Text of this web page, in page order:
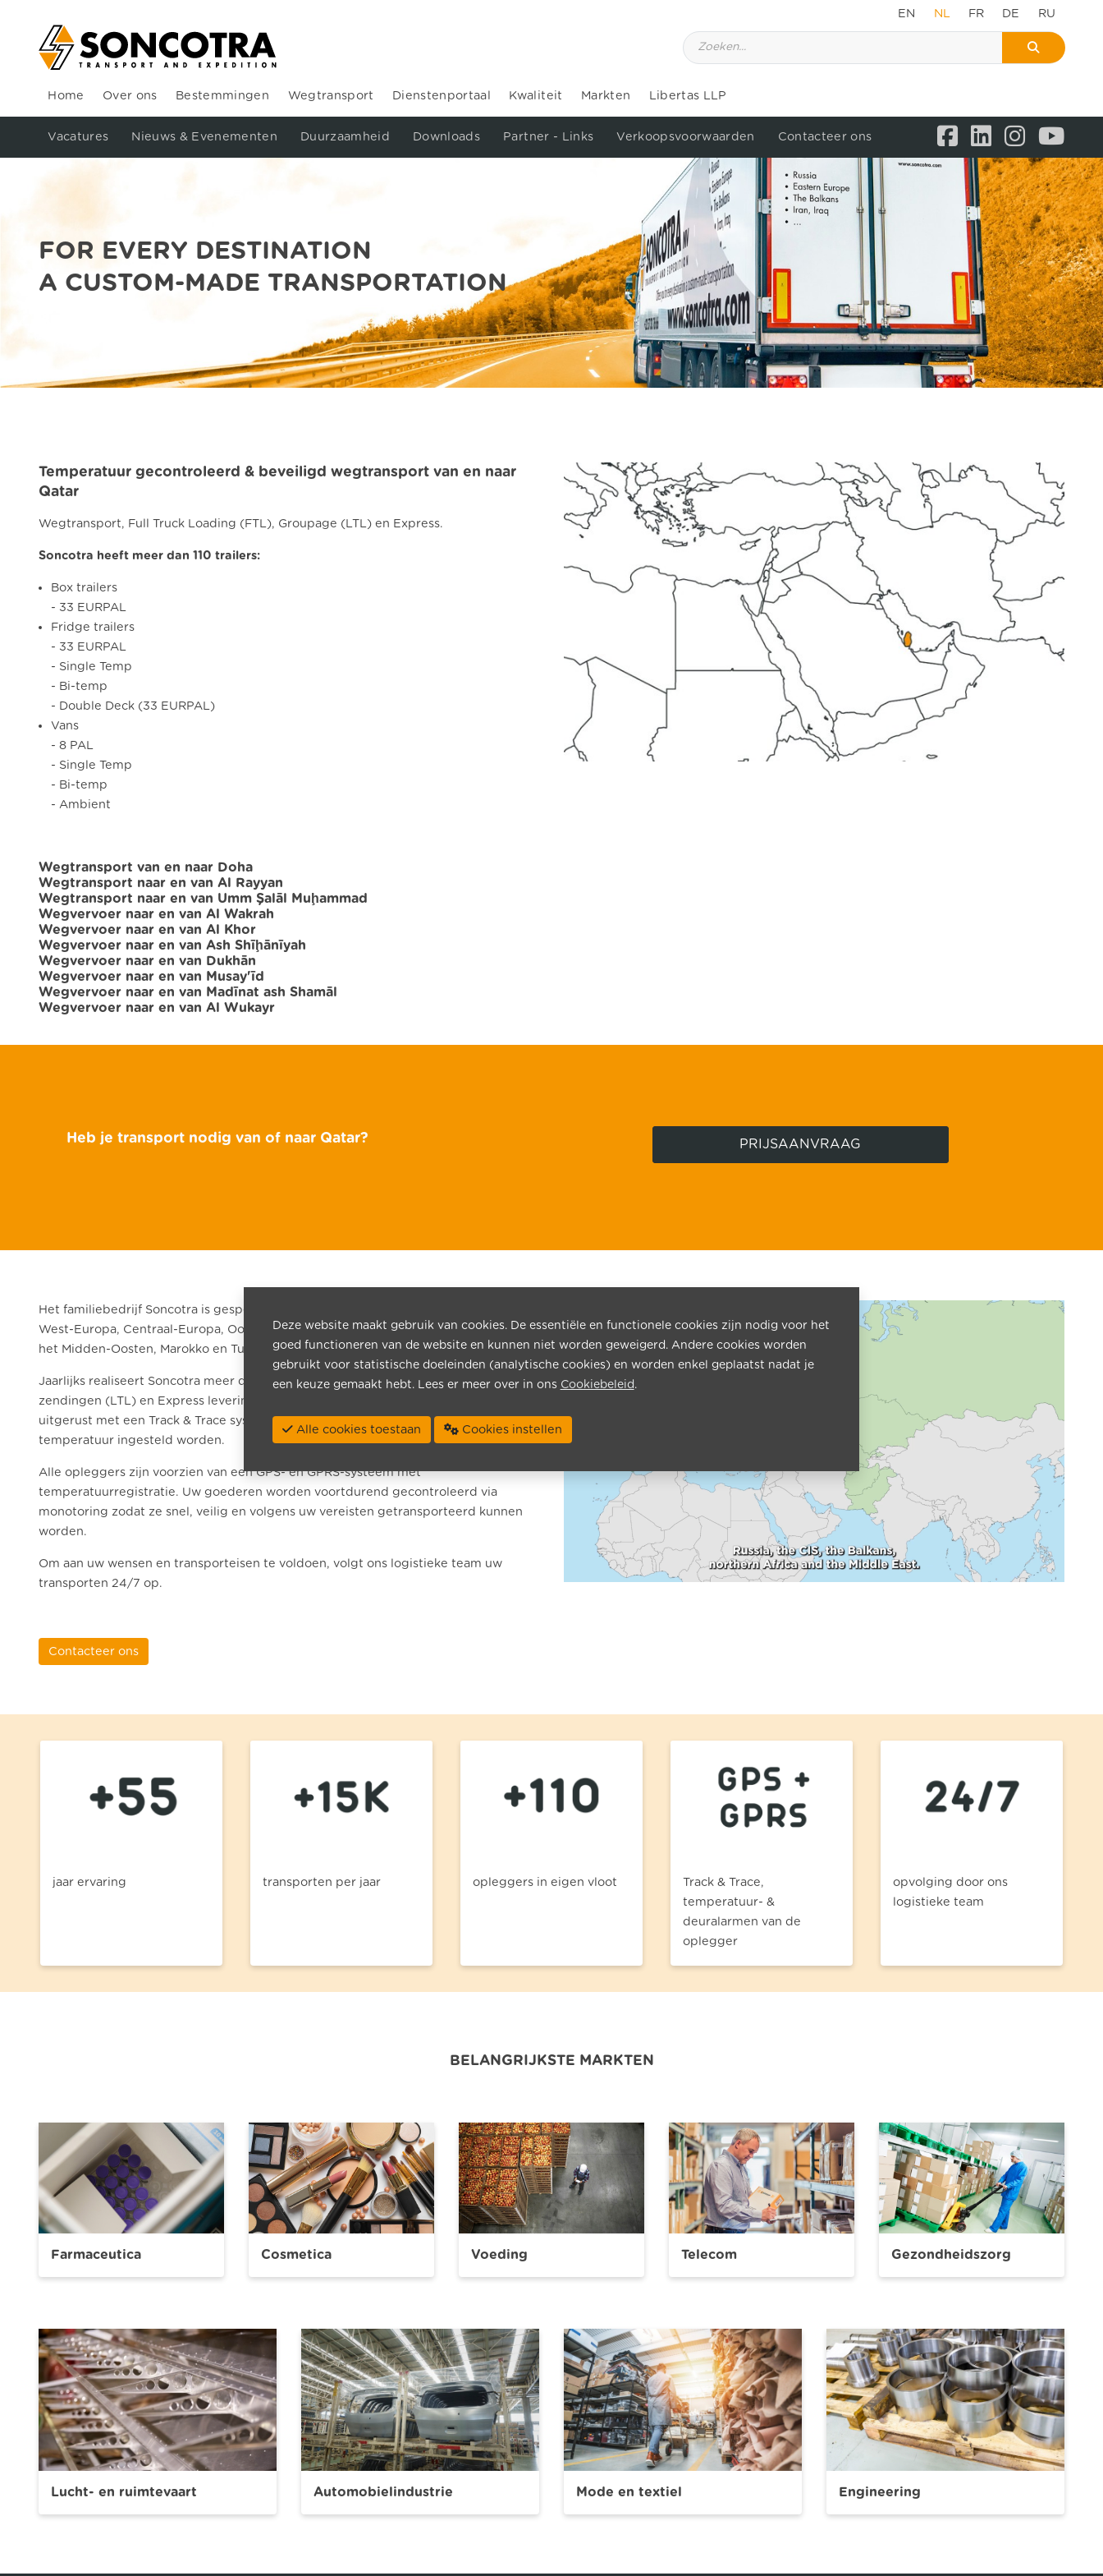
EN NL FR DE RU
Home Over ons Bestemmingen Wegtransport Dienstenportaal Kwaliteit Markten Libertas LLP
Vacatures Nieuws & Evenementen Duurzaamheid Downloads Partner - Links Verkoopsvoorwaarden Contacteer ons
FOR EVERY DESTINATION
A CUSTOM-MADE TRANSPORTATION
Temperatuur gecontroleerd & beveiligd wegtransport van en naar
Qatar
Wegtransport, Full Truck Loading (FTL), Groupage (LTL) en Express.
Soncotra heeft meer dan 110 trailers:
Box trailers
- 33 EURPAL
Fridge trailers
- 33 EURPAL
- Single Temp
- Bi-temp
- Double Deck (33 EURPAL)
Vans
- 8 PAL
- Single Temp
- Bi-temp
- Ambient
Wegtransport van en naar Doha
Wegtransport naar en van Al Rayyan
Wegtransport naar en van Umm Şalāl Muḩammad
Wegvervoer naar en van Al Wakrah
Wegvervoer naar en van Al Khor
Wegvervoer naar en van Ash Shīḩānīyah
Wegvervoer naar en van Dukhān
Wegvervoer naar en van Musay'īd
Wegvervoer naar en van Madīnat ash Shamāl
Wegvervoer naar en van Al Wukayr
Heb je transport nodig van of naar Qatar? PRIJSAANVRAAG
Het familiebedrijf Soncotra is gespecialiseerd in goederentransport van en naar
West-Europa, Centraal-Europa, Oost-Europa, Rusland, het GOS, de Balkanlanden en
het Midden-Oosten, Marokko en Tunesië.
Jaarlijks realiseert Soncotra meer dan 15.000 Full Truck Loads (FTL), Groupage
zendingen (LTL) en Express leveringen naar deze bestemmingen. Onze vloot is
uitgerust met een Track & Trace systeem, dubbele laadvloeren en kan bi-
temperatuur ingesteld worden.
Alle opleggers zijn voorzien van een GPS- en GPRS-systeem met
temperatuurregistratie. Uw goederen worden voortdurend gecontroleerd via
monotoring zodat ze snel, veilig en volgens uw vereisten getransporteerd kunnen
worden.
Om aan uw wensen en transporteisen te voldoen, volgt ons logistieke team uw
transporten 24/7 op.
Contacteer ons
jaar ervaring transporten per jaar opleggers in eigen vloot
Track & Trace,
temperatuur- &
deuralarmen van de
oplegger
opvolging door ons
logistieke team
BELANGRIJKSTE MARKTEN
Farmaceutica Cosmetica Voeding Telecom Gezondheidszorg
Lucht- en ruimtevaart Automobielindustrie Mode en textiel Engineering
Deze website maakt gebruik van cookies. De essentiële en functionele cookies zijn nodig voor het
goed functioneren van de website en kunnen niet worden geweigerd. Andere cookies worden
gebruikt voor statistische doeleinden (analytische cookies) en worden enkel geplaatst nadat je
een keuze gemaakt hebt. Lees er meer over in ons Cookiebeleid .
Alle cookies toestaan Cookies instellen